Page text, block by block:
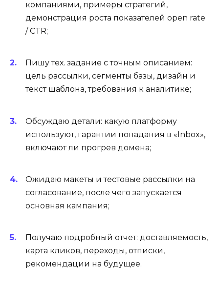
компаниями, примеры стратегий,
демонстрация роста показателей open rate
/ CTR;
Пишу тех. задание с точным описанием:
цель рассылки, сегменты базы, дизайн и
текст шаблона, требования к аналитике;
Обсуждаю детали: какую платформу
используют, гарантии попадания в «Inbox»,
включают ли прогрев домена;
Ожидаю макеты и тестовые рассылки на
согласование, после чего запускается
основная кампания;
Получаю подробный отчет: доставляемость,
карта кликов, переходы, отписки,
рекомендации на будущее.